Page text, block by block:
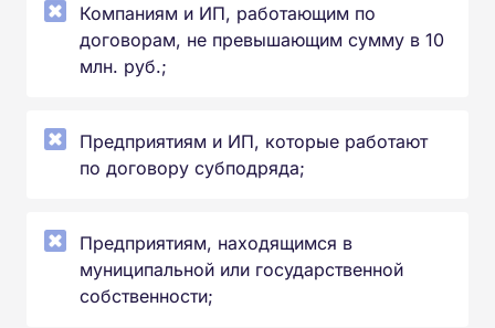
Компаниям и ИП, работающим по
договорам, не превышающим сумму в 10
млн. руб.;
Предприятиям и ИП, которые работают
по договору субподряда;
Предприятиям, находящимся в
муниципальной или государственной
собственности;